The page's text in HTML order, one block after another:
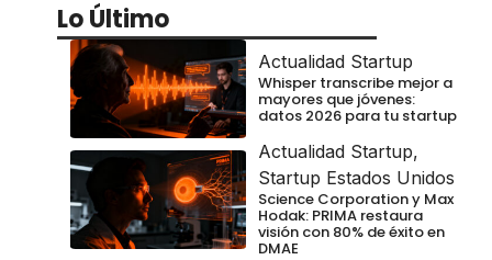
Lo Último
Actualidad Startup
Whisper transcribe mejor a
mayores que jóvenes:
datos 2026 para tu startup
Actualidad Startup,
Startup Estados Unidos
Science Corporation y Max
Hodak: PRIMA restaura
visión con 80% de éxito en
DMAE